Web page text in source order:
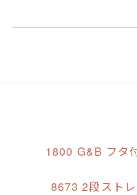
1800 G&B フタ
8673 2段スト